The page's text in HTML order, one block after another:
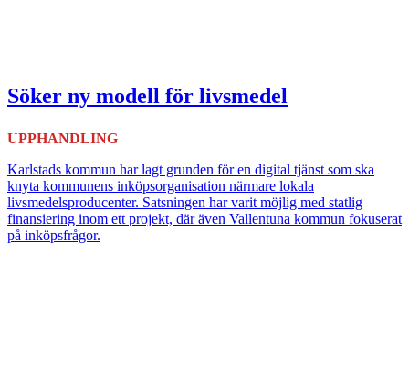
Söker ny modell för livsmedel
UPPHANDLING
Karlstads kommun har lagt grunden för en digital tjänst som ska
knyta kommunens inköpsorganisation närmare lokala
livsmedelsproducenter. Satsningen har varit möjlig med statlig
finansiering inom ett projekt, där även Vallentuna kommun fokuserat
på inköpsfrågor.